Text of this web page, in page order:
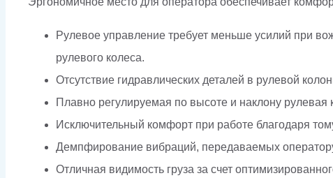
Рулевое управление требует меньше усилий при
рулевого колеса.
Отсутствие гидравлических деталей в рулевой
Плавно регулируемая по высоте и наклону рулевая
Исключительный комфорт при работе благодаря
Демпфирование вибраций, передаваемых
Отличная видимость груза за счет